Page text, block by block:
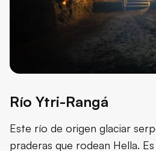
Río Ytri-Rangá
Este río de origen glaciar
praderas que rodean Hella.